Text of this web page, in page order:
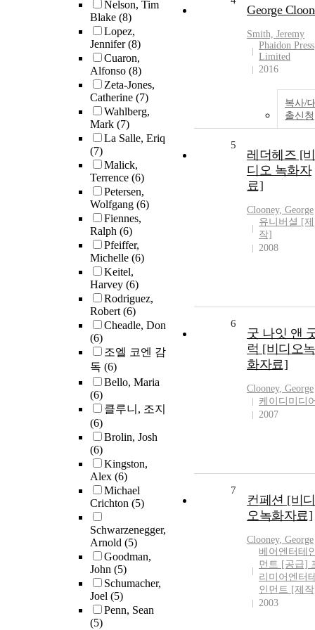
Nelson, Tim
Blake (8)
Lopez,
Jennifer(8)
Cuaron,
Alfonso (8)
Zeta-Jones,
Catherine (7)
Wahlberg,
Mark (7)
La Salle, Eriq
(7)
Malick,
Terrence (6)
Petersen,
Wolfgang (6)
Fiennes,
Ralph (6)
Pfeiffer,
Michelle (6)
Keitel,
Harvey (6)
Rodriguez,
Robert(6)
Cheadle, Don
(6)
조엘 코엔 감
독 (6)
Bello, Maria
(6)
클루니, 조지
(6)
Brolin, Josh
(6)
Kingston,
Alex (6)
Michael
Crichton (5)
Schwarzenegger,
Arnold (5)
Goodman,
John (5)
Schumacher,
Joel (5)
Penn, Sean
(5)
George
Smith, Jeremy
Phaidon Press
Limited
2016
복사/
출신청
5
레더헤즈 [비
디오 녹화자
료]
Clooney, George
유니버셜 [제
작]
2008
6
굿 나잇 앤
럭 [비디오녹
화자료]
Clooney, George
케이디미디
2007
7
컨페션 [비디
오녹화자료]
Clooney, George
베어엔터테
먼트 [공급]
리미어엔터
인먼트 [제
2003